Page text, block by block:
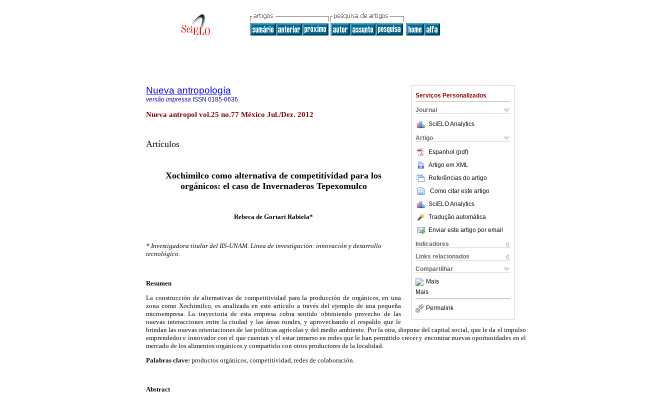
Serviços Personalizados
Journal
SciELO Analytics
Artigo
Espanhol (pdf)
Artigo em XML
Referências do artigo
Como citar este artigo
SciELO Analytics
Tradução automática
Enviar este artigo por email
Indicadores
Links relacionados
Compartilhar
Mais
Mais
Permalink
Nueva antropología
versão impressa ISSN 0185-0636
Nueva antropol vol.25 no.77 México Jul./Dez. 2012
Artículos
Xochimilco como alternativa de competitividad para los
orgánicos: el caso de Invernaderos Tepexomulco
Rebeca de Gortari Rabiela*
* Investigadora titular del IIS-UNAM. Línea de investigación: innovación y desarrollo
tecnológico.
Resumen
La construcción de alternativas de competitividad para la producción de orgánicos, en una
zona como Xochimilco, es analizada en este artículo a través del ejemplo de una pequeña
microempresa. La trayectoria de esta empresa cobra sentido obteniendo provecho de las
nuevas interacciones entre la ciudad y las áreas rurales, y aprovechando el respaldo que le
brindan las nuevas orientaciones de las políticas agrícolas y del medio ambiente. Por la otra, dispone del capital social, que le da el impulso
emprendedor e innovador con el que cuentan y el estar inmerso en redes que le han permitido crecer y encontrar nuevas oportunidades en el
mercado de los alimentos orgánicos y compartirlo con otros productores de la localidad.
Palabras clave: productos orgánicos, competitividad, redes de colaboración.
Abstract